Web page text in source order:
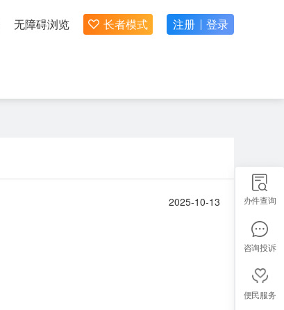
无障碍浏览 长者模式 注册 登录
2025-10-13 办件查询
咨询投诉
便民服务